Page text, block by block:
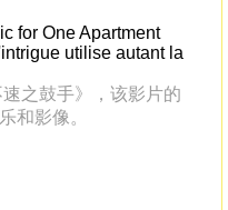
for One Apartment
utilise autant la
之鼓手》，该影片的
和影像。